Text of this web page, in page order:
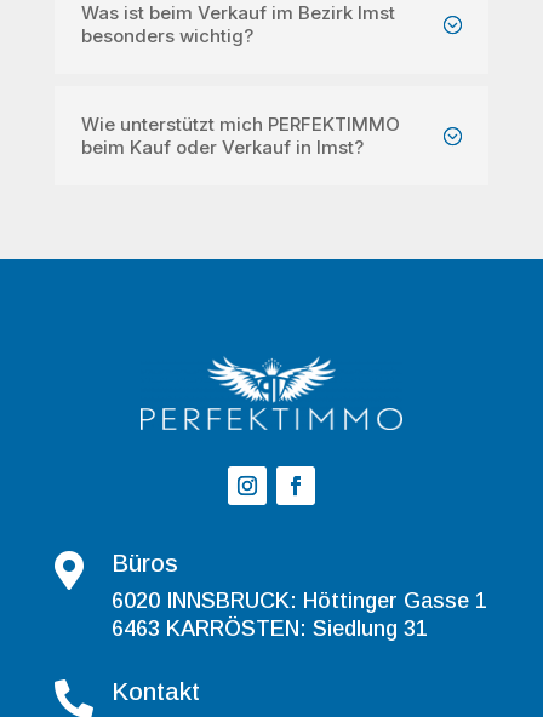
Was ist beim Verkauf im Bezirk Imst
besonders wichtig?
Wie unterstützt mich PERFEKTIMMO
beim Kauf oder Verkauf in Imst?
 Büros
6020 INNSBRUCK: Höttinger Gasse 1
6463 KARRÖSTEN: Siedlung 31
 Kontakt